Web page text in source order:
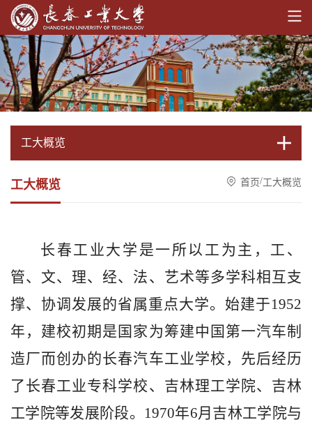
工大概览
工大概览 首页/工大概览
长春工业大学是一所以工为主，工、
管、文、理、经、法、艺术等多学科相互支
撑、协调发展的省属重点大学。始建于1952
年，建校初期是国家为筹建中国第一汽车制
造厂而创办的长春汽车工业学校，先后经历
了长春工业专科学校、吉林理工学院、吉林
工学院等发展阶段。1970年6月吉林工学院与